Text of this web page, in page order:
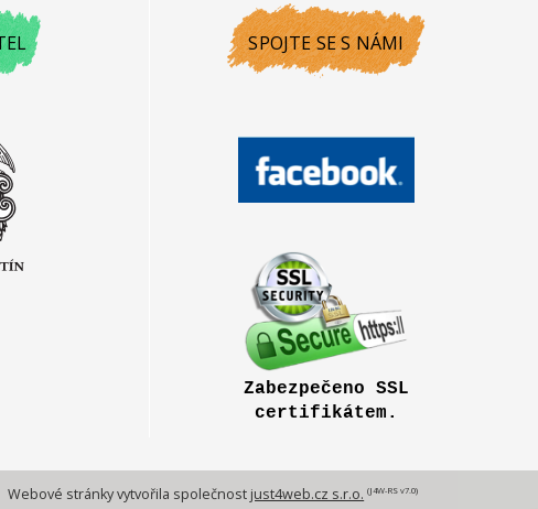
SPOJTE SE S NÁMI
Zabezpečeno SSL
certifikátem.
Webové stránky vytvořila společnost just4web.cz s.r.o. (J4W-RS v7.0)